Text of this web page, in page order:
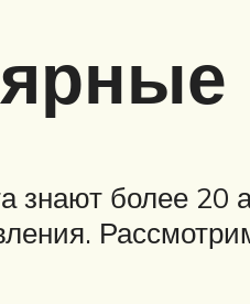
более 20